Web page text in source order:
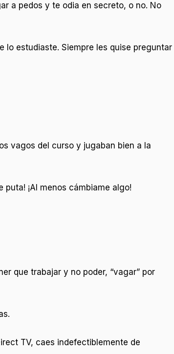
a pedos y te odia en secreto, o no. No
lo estudiaste. Siempre les quise preguntar
vagos del curso y jugaban bien a la
¡Al menos cámbiame algo!
que trabajar y no poder, “vagar” por
TV, caes indefectiblemente de